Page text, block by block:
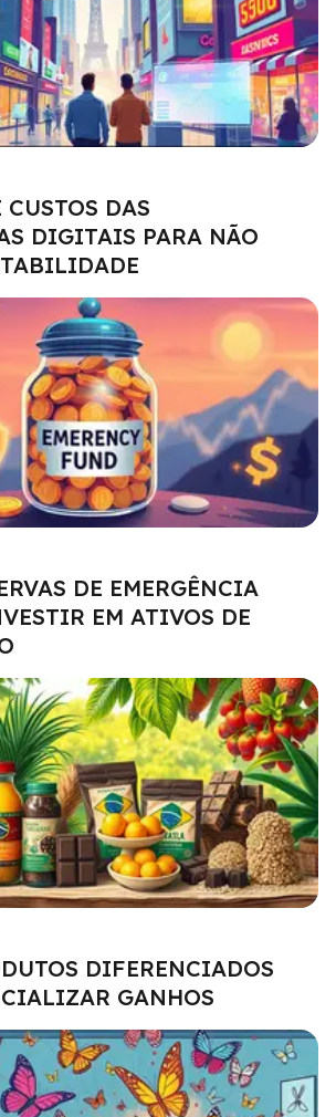
DAS
DIGITAIS PARA NÃO
DE EMERGÊNCIA
EM ATIVOS DE
DIFERENCIADOS
GANHOS